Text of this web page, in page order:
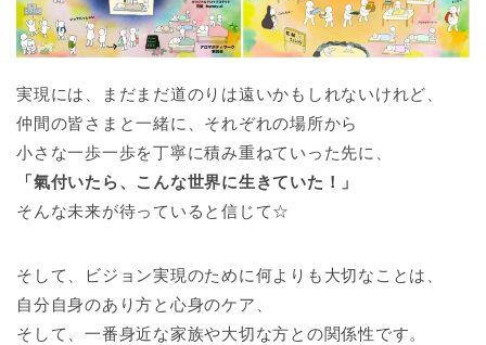
実現には、まだまだ道のりは遠いかもしれないけれど、
仲間の皆さまと一緒に、それぞれの場所から
小さな一歩一歩を丁寧に積み重ねていった先に、
「氣付いたら、こんな世界に生きていた！」
そんな未来が待っていると信じて☆
そして、ビジョン実現のために何よりも大切なことは、
自分自身のあり方と心身のケア、
そして、一番身近な家族や大切な方との関係性です。